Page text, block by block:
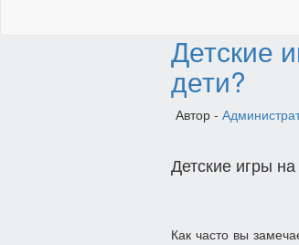
Детские
дети?
Автор -
Детские игры
Как часто вы